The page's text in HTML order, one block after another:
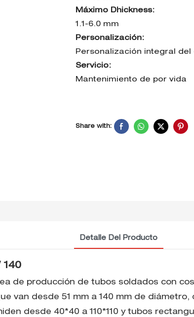
Máximo Dhickness:
1.1-6.0 mm
Personalización:
Personalización integral
Servicio:
Mantenimiento de por vida
Share with:
Detalle Del Producto
de producción de tubos soldados con
van desde 51 mm a 140 mm de
desde 40*40 a 110*110 y tubos